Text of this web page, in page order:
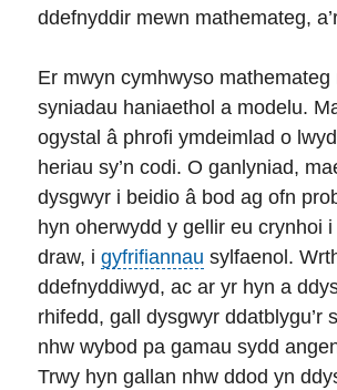
ddefnyddir mewn mathemateg,
Er mwyn cymhwyso
syniadau haniaethol a modelu.
ogystal â phrofi ymdeimlad o
heriau sy’n codi. O ganlyniad,
dysgwyr i beidio â bod ag ofn
hyn oherwydd y gellir eu crynhoi
draw, i gyfrifiannau sylfaenol.
ddefnyddiwyd, ac ar yr hyn a
rhifedd, gall dysgwyr
nhw wybod pa gamau sydd
Trwy hyn gallan nhw ddod yn